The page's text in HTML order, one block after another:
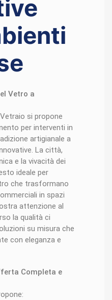
Vetro a
si propone
per interventi in
artigianale a
La città,
e la vivacità dei
ideale per
che trasformano
in spazi
attenzione al
la qualità ci
su misura che
con eleganza e
Completa e